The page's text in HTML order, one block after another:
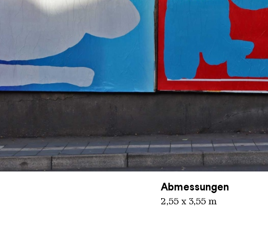
Völklinger Hütte / Corinna Schneider
Abmessungen
2,55 x 3,55 m